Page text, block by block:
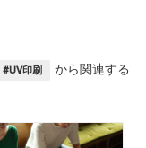
#UV印刷
から関連する